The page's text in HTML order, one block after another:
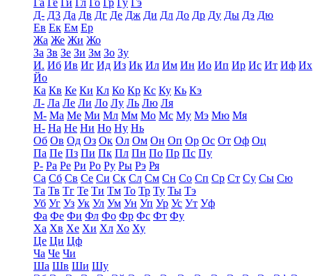
Га Ге Ги Гл Го Гр Гу Гэ
Д- Д3 Да Дв Дг Де Дж Ди Дл До Др Ду Ды Дэ Дю
Ев Ек Ем Ер
Жа Же Жи Жо
За Зв Зе Зи Зм Зо Зу
И. Иб Ив Иг Ид Из Ик Ил Им Ин Ио Ип Ир Ис Ит Иф Их
Йо
Ка Кв Ке Ки Кл Ко Кр Кс Ку Кь Кэ
Л- Ла Ле Ли Ло Лу Ль Лю Ля
М- Ма Ме Ми Мл Мм Мо Мс Му Мэ Мю Мя
Н- На Не Ни Но Ну Нь
Об Ов Од Оз Ок Ол Ом Он Оп Ор Ос От Оф Оц
Па Пе Пз Пи Пк Пл Пн По Пр Пс Пу
Р- Ра Ре Ри Ро Ру Ры Рэ Ря
Са Сб Св Се Си Ск Сл См Сн Со Сп Ср Ст Су Сы Сю
Та Тв Тг Те Ти Тм То Тр Ту Ты Тэ
Уб Уг Уз Ук Ул Ум Ун Уп Ур Ус Ут Уф
Фа Фе Фи Фл Фо Фр Фс Фт Фу
Ха Хв Хе Хи Хл Хо Ху
Це Ци Цф
Ча Че Чи
Ша Шв Ши Шу